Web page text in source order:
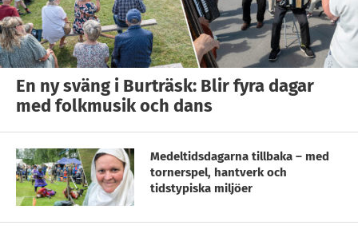
En ny sväng i Burträsk: Blir fyra dagar
med folkmusik och dans
Medeltidsdagarna tillbaka – med
tornerspel, hantverk och
tidstypiska miljöer